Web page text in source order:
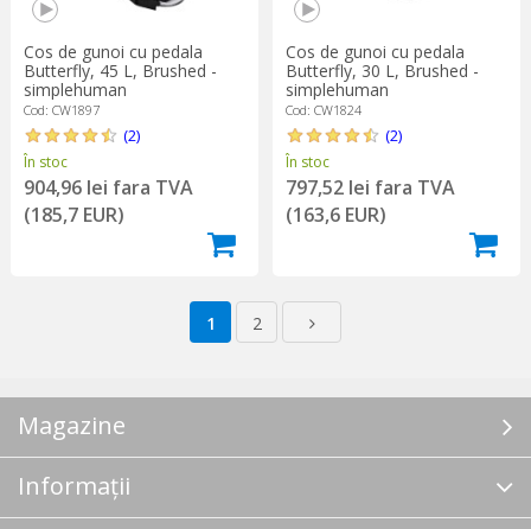
Cos de gunoi cu pedala
Butterfly, 45 L, Brushed -
simplehuman
Cod: CW1897
(2)
În stoc
904,96 lei fara TVA
(185,7 EUR)
Cos de gunoi cu pedala
Butterfly, 30 L, Brushed -
simplehuman
Cod: CW1824
(2)
În stoc
797,52 lei fara TVA
(163,6 EUR)
1 2
Magazine
Informații